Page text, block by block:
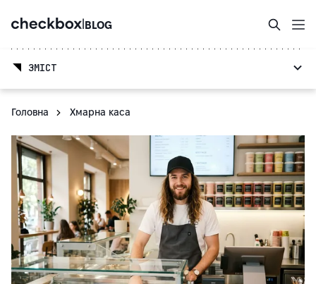
|BLOG
ЗМІСТ
Головна Хмарна каса